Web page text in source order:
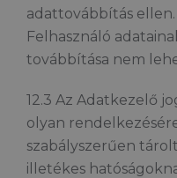
adattovábbítás
Felhasználó
továbbítása nem
12.3 Az Adatkezelő
olyan
szabályszerűen
illetékes